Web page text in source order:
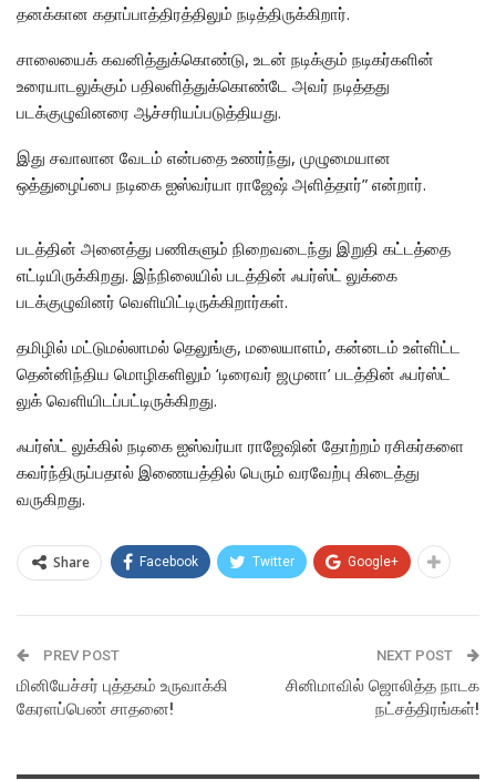
தனக்கான கதாப்பாத்திரத்திலும் நடித்திருக்கிறார்.
சாலையைக் கவனித்துக்கொண்டு, உடன் நடிக்கும் நடிகர்களின்
உரையாடலுக்கும் பதிலளித்துக்கொண்டே அவர் நடித்தது
படக்குழுவினரை ஆச்சரியப்படுத்தியது.
இது சவாலான வேடம் என்பதை உணர்ந்து, முழுமையான
ஒத்துழைப்பை நடிகை ஐஸ்வர்யா ராஜேஷ் அளித்தார்” என்றார்.
படத்தின் அனைத்து பணிகளும் நிறைவடைந்து இறுதி கட்டத்தை
எட்டியிருக்கிறது. இந்நிலையில் படத்தின் ஃபர்ஸ்ட் லுக்கை
படக்குழுவினர் வெளியிட்டிருக்கிறார்கள்.
தமிழில் மட்டுமல்லாமல் தெலுங்கு, மலையாளம், கன்னடம் உள்ளிட்ட
தென்னிந்திய மொழிகளிலும் ‘டிரைவர் ஜமுனா’ படத்தின் ஃபர்ஸ்ட்
லுக் வெளியிடப்பட்டிருக்கிறது.
ஃபர்ஸ்ட் லுக்கில் நடிகை ஐஸ்வர்யா ராஜேஷின் தோற்றம் ரசிகர்களை
கவர்ந்திருப்பதால் இணையத்தில் பெரும் வரவேற்பு கிடைத்து
வருகிறது.
Share Facebook Twitter Google+
PREV POST
மினியேச்சர் புத்தகம் உருவாக்கி
கேரளப்பெண் சாதனை!
NEXT POST
சினிமாவில் ஜொலித்த நாடக
நட்சத்திரங்கள்!